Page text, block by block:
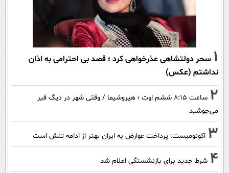
1 سحر دولتشاهی عذرخواهی کرد ؛ قصد بی احترامی به اذان
نداشتم (عکس)
2
ساعت ۸:۱۵ ششم اوت ؛ هیروشیما / وقتی شهر در دیگ قیر
می‌جوشید
3 اکونومیست: پرداخت عوارض به ایران بهتر از ادامه تنش است
4 شرط جدید برای بازنشستگی اعلام شد